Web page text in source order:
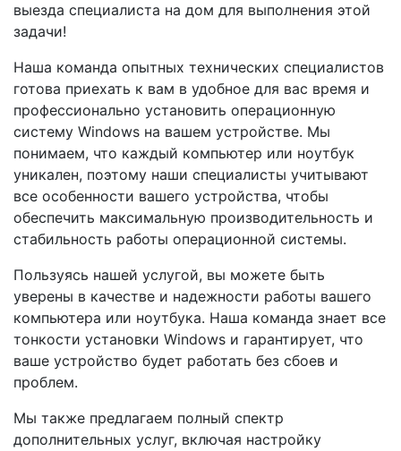
выезда специалиста на дом для выполнения этой
задачи!
Наша команда опытных технических специалистов
готова приехать к вам в удобное для вас время и
профессионально установить операционную
систему Windows на вашем устройстве. Мы
понимаем, что каждый компьютер или ноутбук
уникален, поэтому наши специалисты учитывают
все особенности вашего устройства, чтобы
обеспечить максимальную производительность и
стабильность работы операционной системы.
Пользуясь нашей услугой, вы можете быть
уверены в качестве и надежности работы вашего
компьютера или ноутбука. Наша команда знает все
тонкости установки Windows и гарантирует, что
ваше устройство будет работать без сбоев и
проблем.
Мы также предлагаем полный спектр
дополнительных услуг, включая настройку